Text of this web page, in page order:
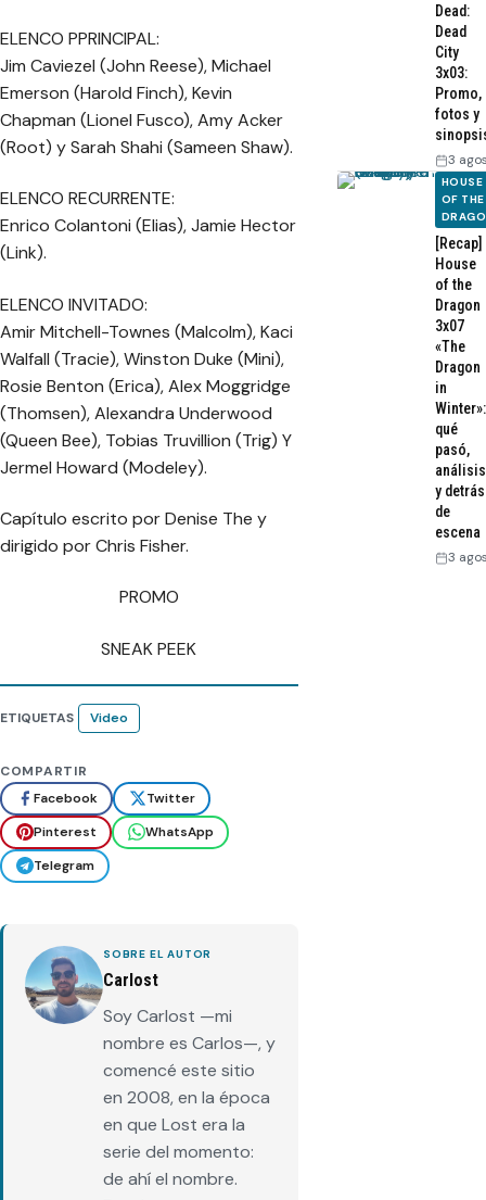
ELENCO PPRINCIPAL:
Jim Caviezel (John Reese), Michael
Emerson (Harold Finch), Kevin
Chapman (Lionel Fusco), Amy Acker
(Root) y Sarah Shahi (Sameen Shaw).
ELENCO RECURRENTE:
Enrico Colantoni (Elias), Jamie Hector
(Link).
ELENCO INVITADO:
Amir Mitchell-Townes (Malcolm), Kaci
Walfall (Tracie), Winston Duke (Mini),
Rosie Benton (Erica), Alex Moggridge
(Thomsen), Alexandra Underwood
(Queen Bee), Tobias Truvillion (Trig) Y
Jermel Howard (Modeley).
Capítulo escrito por Denise The y
dirigido por Chris Fisher.
PROMO
SNEAK PEEK
ETIQUETAS Video
COMPARTIR
Facebook
Twitter
Pinterest
WhatsApp
Telegram
SOBRE EL AUTOR
Carlost
Soy Carlost —mi
nombre es Carlos—, y
comencé este sitio
en 2008, en la época
en que Lost era la
serie del momento:
de ahí el nombre.
Dead:
Dead
City
3x03:
Promo,
fotos y
3
HOUSE
OF THE
[Recap]
House
of the
Dragon
3x07
«The
Dragon
in
Winter»:
qué
pasó,
análisis
y detrás
de
escena
3